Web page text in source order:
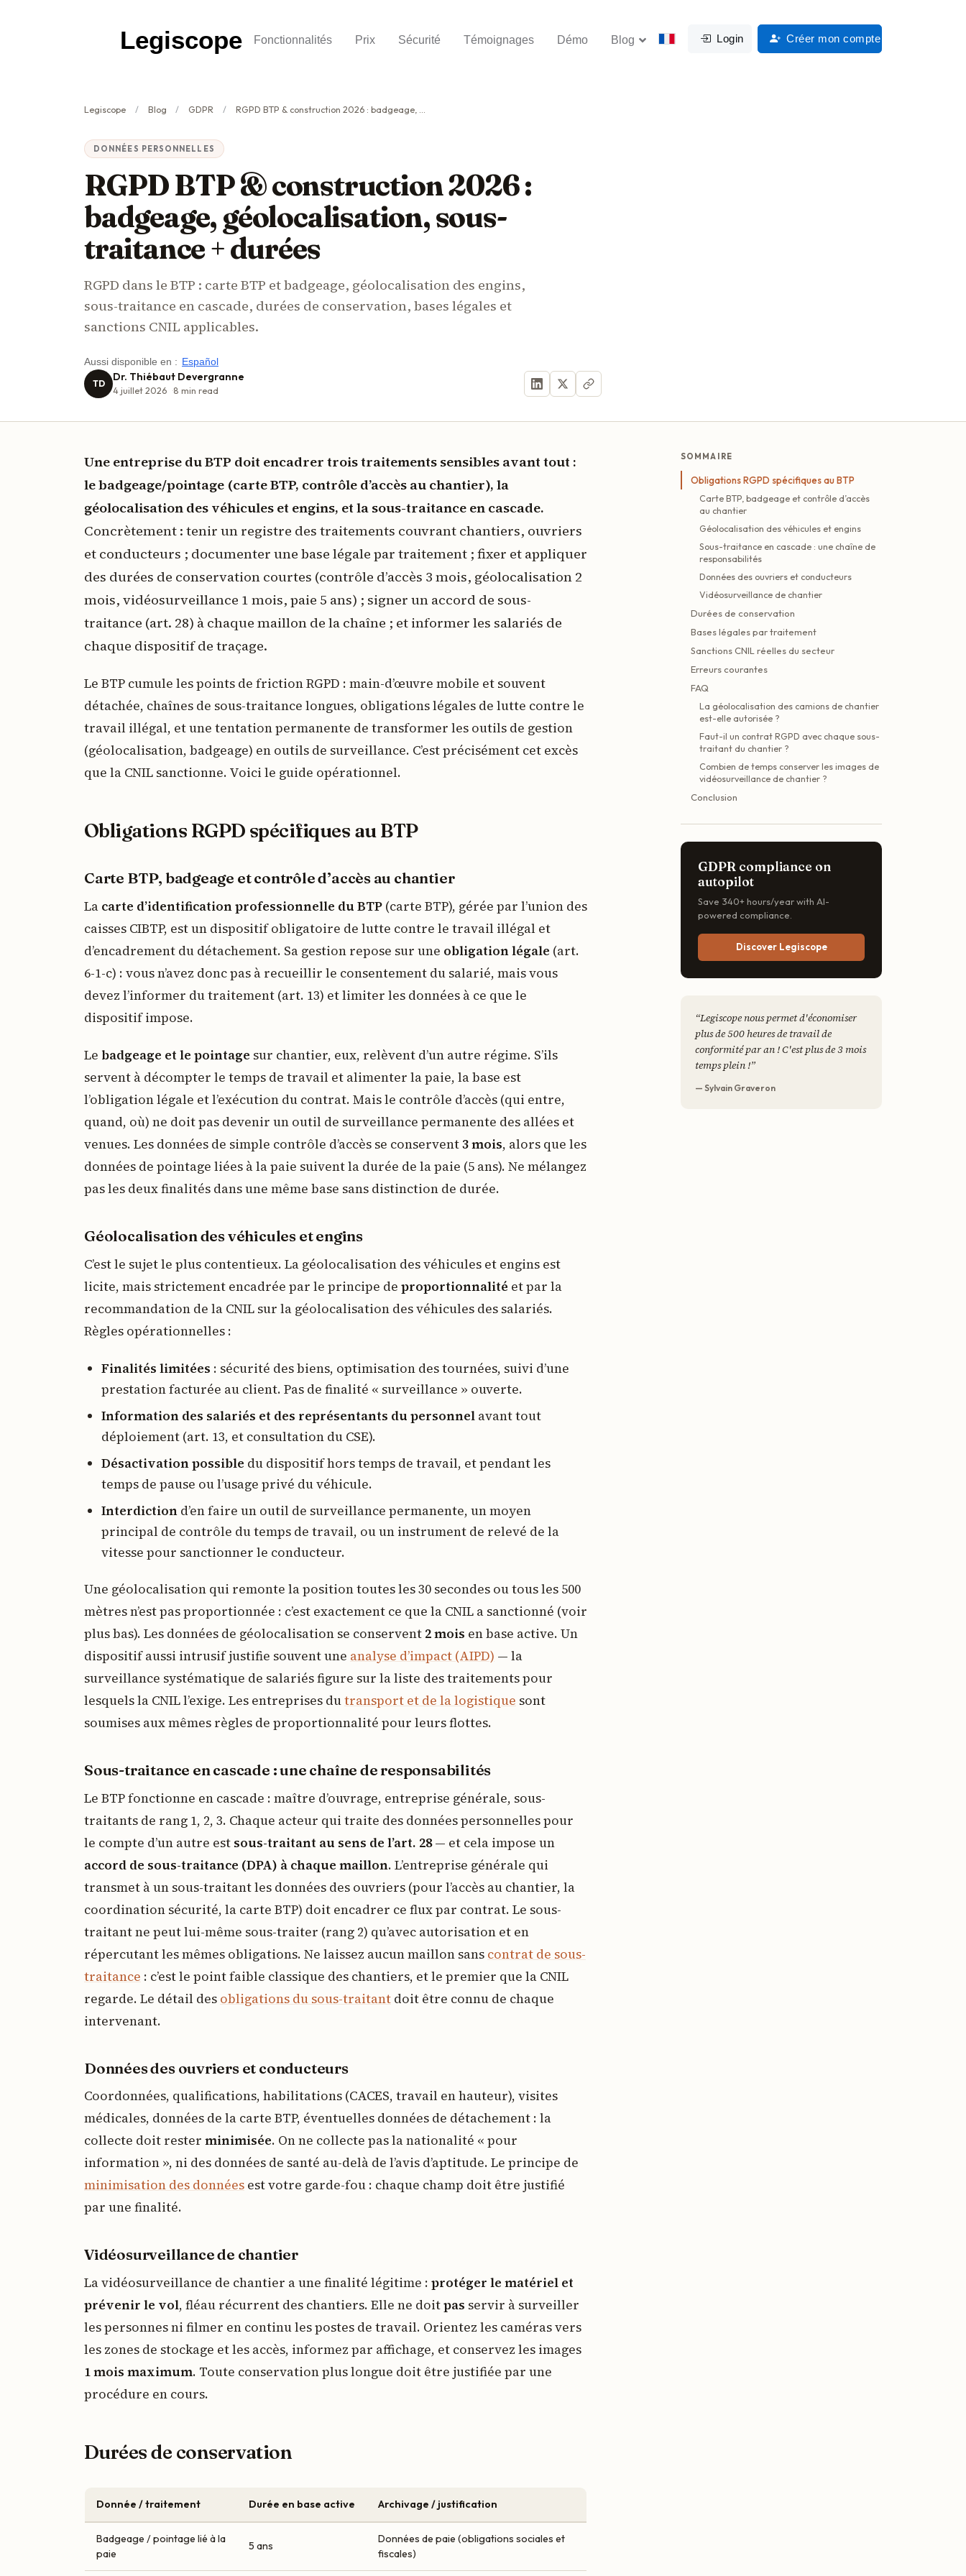
Legiscope Fonctionnalités Prix Sécurité Témoignages Démo Blog Login Créer mon compte
Legiscope Blog GDPR RGPD BTP & construction 2026 : badgeage, géolocalisation, sous-traitance + durées
DONNÉES PERSONNELLES
RGPD BTP & construction 2026 :
badgeage, géolocalisation, sous-
traitance + durées
RGPD dans le BTP : carte BTP et badgeage, géolocalisation des engins,
sous-traitance en cascade, durées de conservation, bases légales et
sanctions CNIL applicables.
Aussi disponible en : Español
TD Dr. Thiébaut Devergranne
4 juillet 2026 8 min read
Une entreprise du BTP doit encadrer trois traitements sensibles avant tout :
le badgeage/pointage (carte BTP, contrôle d’accès au chantier), la
géolocalisation des véhicules et engins, et la sous-traitance en cascade.
Concrètement : tenir un registre des traitements couvrant chantiers, ouvriers
et conducteurs ; documenter une base légale par traitement ; fixer et appliquer
des durées de conservation courtes (contrôle d’accès 3 mois, géolocalisation 2
mois, vidéosurveillance 1 mois, paie 5 ans) ; signer un accord de sous-
traitance (art. 28) à chaque maillon de la chaîne ; et informer les salariés de
chaque dispositif de traçage.
Le BTP cumule les points de friction RGPD : main-d’œuvre mobile et souvent
détachée, chaînes de sous-traitance longues, obligations légales de lutte contre le
travail illégal, et une tentation permanente de transformer les outils de gestion
(géolocalisation, badgeage) en outils de surveillance. C’est précisément cet excès
que la CNIL sanctionne. Voici le guide opérationnel.
Obligations RGPD spécifiques au BTP
Carte BTP, badgeage et contrôle d’accès au chantier
La carte d’identification professionnelle du BTP (carte BTP), gérée par l’union des
caisses CIBTP, est un dispositif obligatoire de lutte contre le travail illégal et
d’encadrement du détachement. Sa gestion repose sur une obligation légale (art.
6-1-c) : vous n’avez donc pas à recueillir le consentement du salarié, mais vous
devez l’informer du traitement (art. 13) et limiter les données à ce que le
dispositif impose.
Le badgeage et le pointage sur chantier, eux, relèvent d’un autre régime. S’ils
servent à décompter le temps de travail et alimenter la paie, la base est
l’obligation légale et l’exécution du contrat. Mais le contrôle d’accès (qui entre,
quand, où) ne doit pas devenir un outil de surveillance permanente des allées et
venues. Les données de simple contrôle d’accès se conservent3 mois, alors que les
données de pointage liées à la paie suivent la durée de la paie (5 ans). Ne mélangez
pas les deux finalités dans une même base sans distinction de durée.
Géolocalisation des véhicules et engins
C’est le sujet le plus contentieux. La géolocalisation des véhicules et engins est
licite, mais strictement encadrée par le principe de proportionnalité et par la
recommandation de la CNIL sur la géolocalisation des véhicules des salariés.
Règles opérationnelles :
Finalités limitées : sécurité des biens, optimisation des tournées, suivi d’une
prestation facturée au client. Pas de finalité « surveillance » ouverte.
Information des salariés et des représentants du personnel avant tout
déploiement (art. 13, et consultation du CSE).
Désactivation possible du dispositif hors temps de travail, et pendant les
temps de pause ou l’usage privé du véhicule.
Interdiction d’en faire un outil de surveillance permanente, un moyen
principal de contrôle du temps de travail, ou un instrument de relevé de la
vitesse pour sanctionner le conducteur.
Une géolocalisation qui remonte la position toutes les 30 secondes ou tous les 500
mètres n’est pas proportionnée : c’est exactement ce que la CNIL a sanctionné (voir
plus bas). Les données de géolocalisation se conservent 2 mois en base active. Un
dispositif aussi intrusif justifie souvent une analyse d’impact (AIPD) — la
surveillance systématique de salariés figure sur la liste des traitements pour
lesquels la CNIL l’exige. Les entreprises dutransport et de la logistique sont
soumises aux mêmes règles de proportionnalité pour leurs flottes.
Sous-traitance en cascade : une chaîne de responsabilités
Le BTP fonctionne en cascade : maître d’ouvrage, entreprise générale, sous-
traitants de rang 1, 2, 3. Chaque acteur qui traite des données personnelles pour
le compte d’un autre est sous-traitant au sens de l’art. 28— et cela impose un
accord de sous-traitance (DPA) à chaque maillon. L’entreprise générale qui
transmet à un sous-traitant les données des ouvriers (pour l’accès au chantier, la
coordination sécurité, la carte BTP) doit encadrer ce flux par contrat. Le sous-
traitant ne peut lui-même sous-traiter (rang 2) qu’avec autorisation et en
répercutant les mêmes obligations. Ne laissez aucun maillon sans contrat de sous-
traitance : c’est le point faible classique des chantiers, et le premier que la CNIL
regarde. Le détail des obligations du sous-traitant doit être connu de chaque
intervenant.
Données des ouvriers et conducteurs
Coordonnées, qualifications, habilitations (CACES, travail en hauteur), visites
médicales, données de la carte BTP, éventuelles données de détachement : la
collecte doit rester minimisée. On ne collecte pas la nationalité « pour
information », ni des données de santé au-delà de l’avis d’aptitude. Le principe de
minimisation des données est votre garde-fou : chaque champ doit être justifié
par une finalité.
Vidéosurveillance de chantier
La vidéosurveillance de chantier a une finalité légitime : protéger le matériel et
prévenir le vol, fléau récurrent des chantiers. Elle ne doitpas servir à surveiller
les personnes ni filmer en continu les postes de travail. Orientez les caméras vers
les zones de stockage et les accès, informez par affichage, et conservez les images
1 mois maximum. Toute conservation plus longue doit être justifiée par une
procédure en cours.
Durées de conservation
Donnée / traitement Durée en base active Archivage / justification
Badgeage / pointage lié à la
paie
5 ans
Données de paie (obligations sociales et
fiscales)
SOMMAIRE
Obligations RGPD spécifiques au BTP
Carte BTP, badgeage et contrôle d’accès
au chantier
Géolocalisation des véhicules et engins
Sous-traitance en cascade : une chaîne de
responsabilités
Données des ouvriers et conducteurs
Vidéosurveillance de chantier
Durées de conservation
Bases légales par traitement
Sanctions CNIL réelles du secteur
Erreurs courantes
FAQ
La géolocalisation des camions de chantier
est-elle autorisée ?
Faut-il un contrat RGPD avec chaque sous-
traitant du chantier ?
Combien de temps conserver les images de
vidéosurveillance de chantier ?
Conclusion
GDPR compliance on
autopilot
Save 340+ hours/year with AI-
powered compliance.
Discover Legiscope
“Legiscope nous permet d'économiser
plus de 500 heures de travail de
conformité par an ! C'est plus de 3 mois
temps plein !”
— Sylvain Graveron